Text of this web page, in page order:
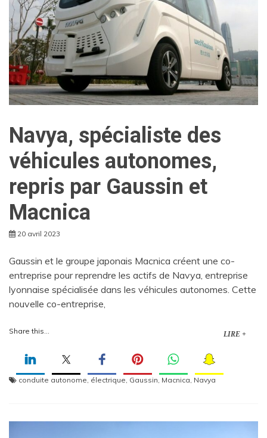
Navya, spécialiste des
véhicules autonomes,
repris par Gaussin et
Macnica
20 avril 2023
Gaussin et le groupe japonais Macnica créent une co-
entreprise pour reprendre les actifs de Navya, entreprise
lyonnaise spécialisée dans les véhicules autonomes. Cette
nouvelle co-entreprise,
Share this... LIRE +
conduite autonome électrique Gaussin Macnica Navya